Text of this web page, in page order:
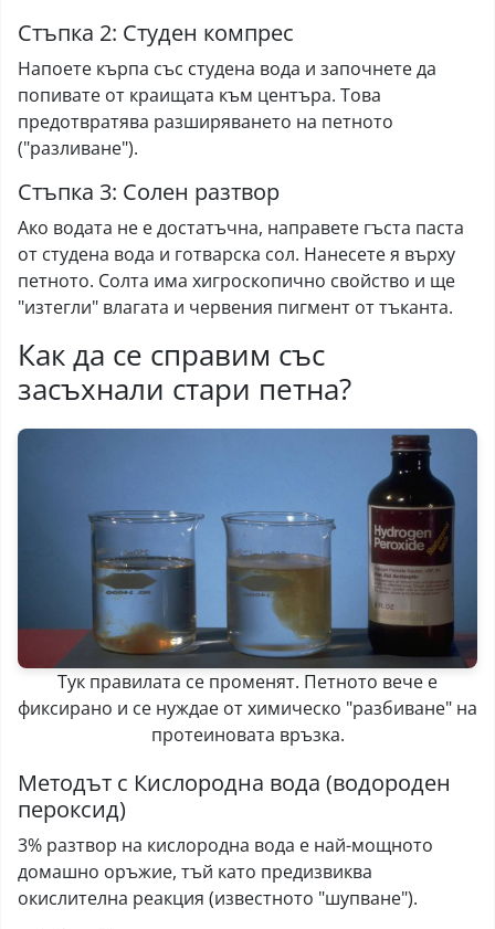
Стъпка 2: Студен компрес
Напоете кърпа със студена вода и започнете да
попивате от краищата към центъра. Това
предотвратява разширяването на петното
("разливане").
Стъпка 3: Солен разтвор
Ако водата не е достатъчна, направете гъста паста
от студена вода и готварска сол. Нанесете я върху
петното. Солта има хигроскопично свойство и ще
"изтегли" влагата и червения пигмент от тъканта.
Как да се справим със
засъхнали стари петна?
Тук правилата се променят. Петното вече е
фиксирано и се нуждае от химическо "разбиване" на
протеиновата връзка.
Методът с Кислородна вода (водороден
пероксид)
3% разтвор на кислородна вода е най-мощното
домашно оръжие, тъй като предизвиква
окислителна реакция (известното "шупване").